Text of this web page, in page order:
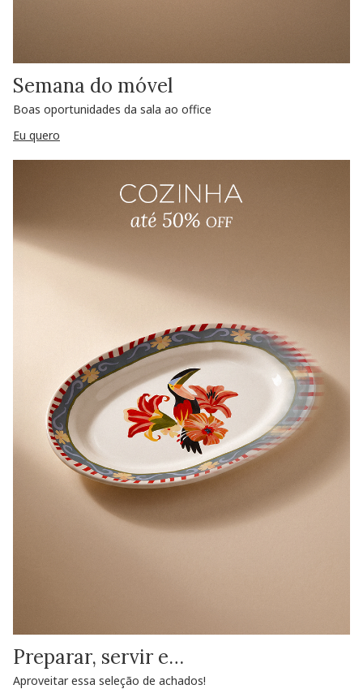
Semana do móvel
Boas oportunidades da sala ao office
Eu quero
Preparar, servir e…
Aproveitar essa seleção de achados!